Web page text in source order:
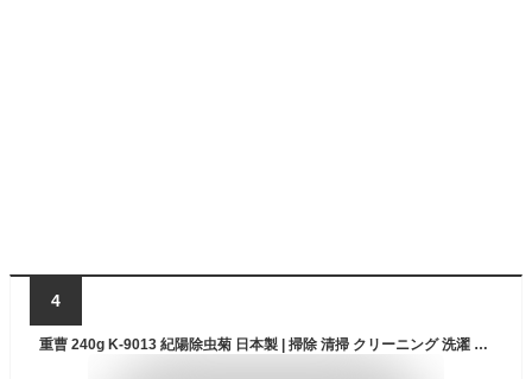
4
重曹 240g K-9013 紀陽除虫菊 日本製 | 掃除 清掃 クリーニング 洗濯 油汚れ コゲ落とし 焦げ落とし フライパン 鍋 キッチン トイレ 消臭 トイレ消臭 冷蔵庫内 冷蔵庫 臭い消し 湯アカ アカ 湯垢 あか 風呂